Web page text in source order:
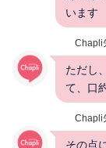
います
Chapli
ただし
て、口
Chapli
その点